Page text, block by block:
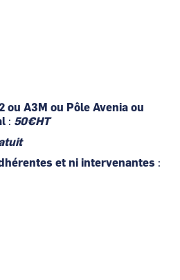
ou A3M ou Pôle Avenia ou
: 50€HT
et ni intervenantes :